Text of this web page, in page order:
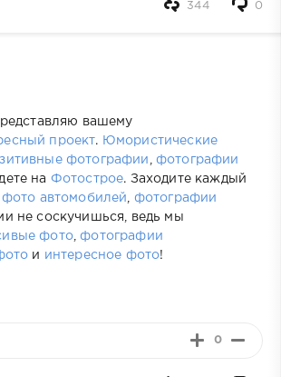
0
344
вашему
проект. Юмористические
фотографии
фотографии
на Фотострое. Заходите каждый
фото автомобилей
фотографии
не соскучишься, ведь мы
фото,фотографии
и интересное фото!
0